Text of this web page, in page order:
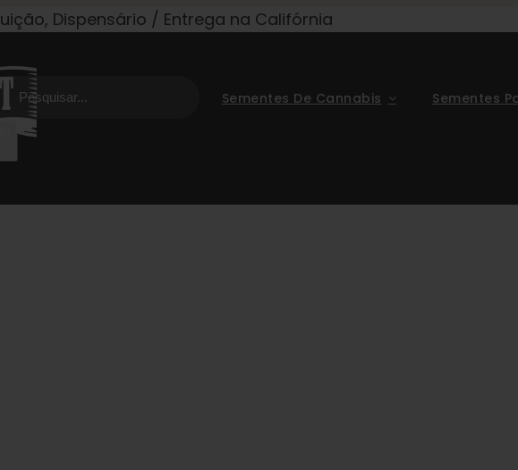
Dispensário / Entrega na Califórnia
Sementes De Cannabis Sementes